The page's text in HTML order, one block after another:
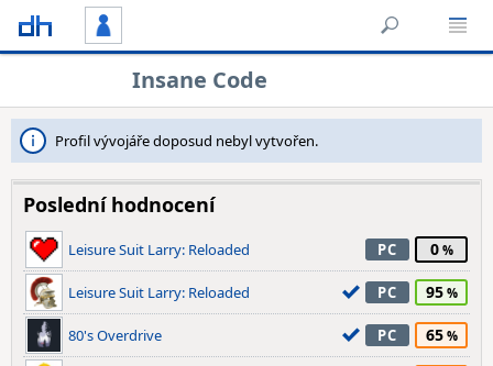
Insane Code
Profil vývojáře doposud nebyl vytvořen.
Poslední hodnocení
Leisure Suit Larry: Reloaded PC 0
Leisure Suit Larry: Reloaded PC 95
80's Overdrive PC 65